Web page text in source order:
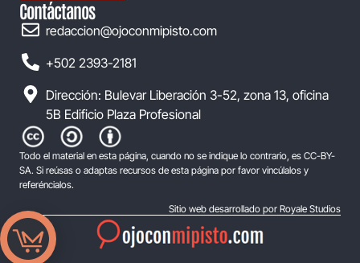
Contáctanos
redaccion@ojoconmipisto.com
+502 2393-2181
Dirección: Bulevar Liberación 3-52, zona 13, oficina
5B Edificio Plaza Profesional
Todo el material en esta página, cuando no se indique lo contrario, es CC-BY-
SA. Si reúsas o adaptas recursos de esta página por favor vincúlalos y
referéncialos.
Sitio web desarrollado por Royale Studios